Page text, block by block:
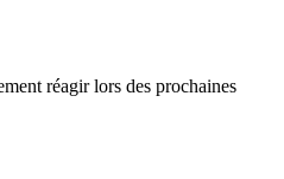
réagir lors des prochaines